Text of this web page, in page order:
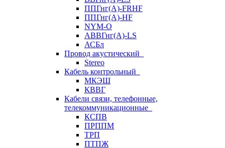
ППГнг(А)-FRHF
ППГнг(А)-HF
NYM-O
АВВГнг(А)-LS
АСБл
Провод акустический
Stereo
Кабель контрольный
МКЭШ
КВВГ
Кабели связи, телефонные,
телекоммуникационные
КСПВ
ПРППМ
ТРП
ПТПЖ